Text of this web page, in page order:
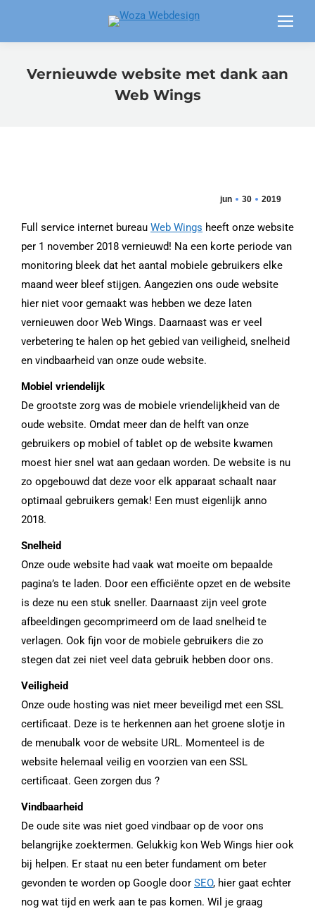
Vernieuwde website met dank aan
Web Wings
jun 30 2019
Full service internet bureau Web Wings heeft onze website
per 1 november 2018 vernieuwd! Na een korte periode van
monitoring bleek dat het aantal mobiele gebruikers elke
maand weer bleef stijgen. Aangezien ons oude website
hier niet voor gemaakt was hebben we deze laten
vernieuwen door Web Wings. Daarnaast was er veel
verbetering te halen op het gebied van veiligheid, snelheid
en vindbaarheid van onze oude website.
Mobiel vriendelijk
De grootste zorg was de mobiele vriendelijkheid van de
oude website. Omdat meer dan de helft van onze
gebruikers op mobiel of tablet op de website kwamen
moest hier snel wat aan gedaan worden. De website is nu
zo opgebouwd dat deze voor elk apparaat schaalt naar
optimaal gebruikers gemak! Een must eigenlijk anno
2018.
Snelheid
Onze oude website had vaak wat moeite om bepaalde
pagina’s te laden. Door een efficiënte opzet en de website
is deze nu een stuk sneller. Daarnaast zijn veel grote
afbeeldingen gecomprimeerd om de laad snelheid te
verlagen. Ook fijn voor de mobiele gebruikers die zo
stegen dat zei niet veel data gebruik hebben door ons.
Veiligheid
Onze oude hosting was niet meer beveiligd met een SSL
certificaat. Deze is te herkennen aan het groene slotje in
de menubalk voor de website URL. Momenteel is de
website helemaal veilig en voorzien van een SSL
certificaat. Geen zorgen dus ?
Vindbaarheid
De oude site was niet goed vindbaar op de voor ons
belangrijke zoektermen. Gelukkig kon Web Wings hier ook
bij helpen. Er staat nu een beter fundament om beter
gevonden te worden op Google door SEO, hier gaat echter
nog wat tijd en werk aan te pas komen. Wil je graag